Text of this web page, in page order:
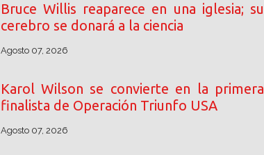
Bruce Willis reaparece en una iglesia; su
cerebro se donará a la ciencia
Agosto 07, 2026
Karol Wilson se convierte en la primera
finalista de Operación Triunfo USA
Agosto 07, 2026